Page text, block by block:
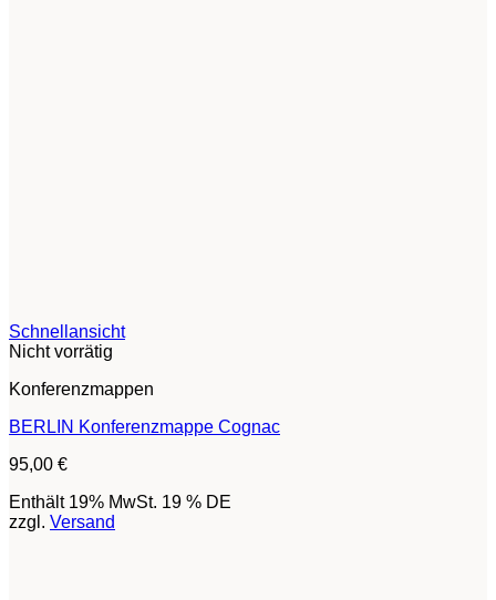
Schnellansicht
Nicht vorrätig
Konferenzmappen
BERLIN Konferenzmappe Cognac
95,00 €
Enthält 19% MwSt. 19 % DE
zzgl. Versand